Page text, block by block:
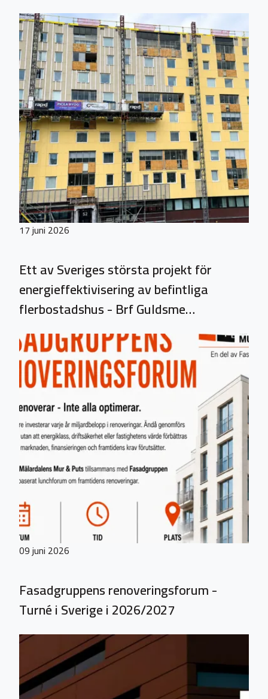
17 juni 2026
Ett av Sveriges största projekt för
energieffektivisering av befintliga
flerbostadshus - Brf Guldsme…
09 juni 2026
Fasadgruppens renoveringsforum -
Turné i Sverige i 2026/2027